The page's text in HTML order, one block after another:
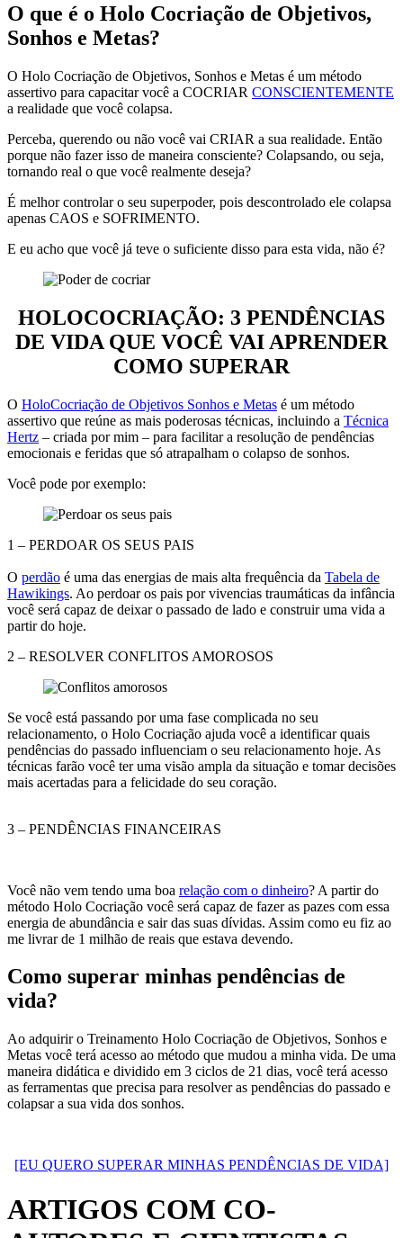
O que é o Holo Cocriação de Objetivos,
Sonhos e Metas?
O Holo Cocriação de Objetivos, Sonhos e Metas é um método
assertivo para capacitar você a COCRIAR CONSCIENTEMENTE
a realidade que você colapsa.
Perceba, querendo ou não você vai CRIAR a sua realidade. Então
porque não fazer isso de maneira consciente? Colapsando, ou seja,
tornando real o que você realmente deseja?
É melhor controlar o seu superpoder, pois descontrolado ele colapsa
apenas CAOS e SOFRIMENTO.
E eu acho que você já teve o suficiente disso para esta vida, não é?
HOLOCOCRIAÇÃO: 3 PENDÊNCIAS
DE VIDA QUE VOCÊ VAI APRENDER
COMO SUPERAR
O HoloCocriação de Objetivos Sonhos e Metas é um método
assertivo que reúne as mais poderosas técnicas, incluindo a Técnica
Hertz – criada por mim – para facilitar a resolução de pendências
emocionais e feridas que só atrapalham o colapso de sonhos.
Você pode por exemplo:
1 – PERDOAR OS SEUS PAIS
O perdão é uma das energias de mais alta frequência da Tabela de
Hawikings. Ao perdoar os pais por vivencias traumáticas da infância
você será capaz de deixar o passado de lado e construir uma vida a
partir do hoje.
2 – RESOLVER CONFLITOS AMOROSOS
Se você está passando por uma fase complicada no seu
relacionamento, o Holo Cocriação ajuda você a identificar quais
pendências do passado influenciam o seu relacionamento hoje. As
técnicas farão você ter uma visão ampla da situação e tomar decisões
mais acertadas para a felicidade do seu coração.
3 – PENDÊNCIAS FINANCEIRAS
Você não vem tendo uma boa relação com o dinheiro? A partir do
método Holo Cocriação você será capaz de fazer as pazes com essa
energia de abundância e sair das suas dívidas. Assim como eu fiz ao
me livrar de 1 milhão de reais que estava devendo.
Como superar minhas pendências de
vida?
Ao adquirir o Treinamento Holo Cocriação de Objetivos, Sonhos e
Metas você terá acesso ao método que mudou a minha vida. De uma
maneira didática e dividido em 3 ciclos de 21 dias, você terá acesso
as ferramentas que precisa para resolver as pendências do passado e
colapsar a sua vida dos sonhos.
[EU QUERO SUPERAR MINHAS PENDÊNCIAS DE VIDA]
ARTIGOS COM CO-